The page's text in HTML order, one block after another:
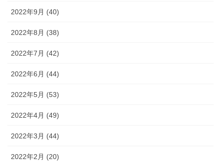
2022年9月 (40)
2022年8月 (38)
2022年7月 (42)
2022年6月 (44)
2022年5月 (53)
2022年4月 (49)
2022年3月 (44)
2022年2月 (20)